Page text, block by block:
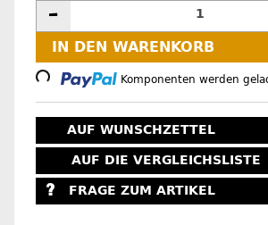
IN DEN WARENKORB
Loading... Komponenten werden
AUF WUNSCHZETTEL
AUF DIE VERGLEICHSLISTE
FRAGE ZUM ARTIKEL